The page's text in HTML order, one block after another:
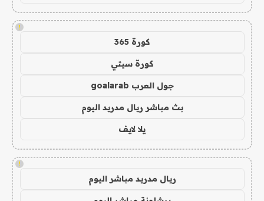
!
كورة 365
كورة سيتي
جول العرب goalarab
بث مباشر ريال مدريد اليوم
يلا لايف
!
ريال مدريد مباشر اليوم